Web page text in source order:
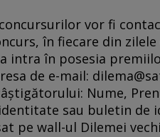
vor fi
în fiecare din
intra în posesia
de e-mail:
Nume,
sau buletin
pe wall-ul Dilemei